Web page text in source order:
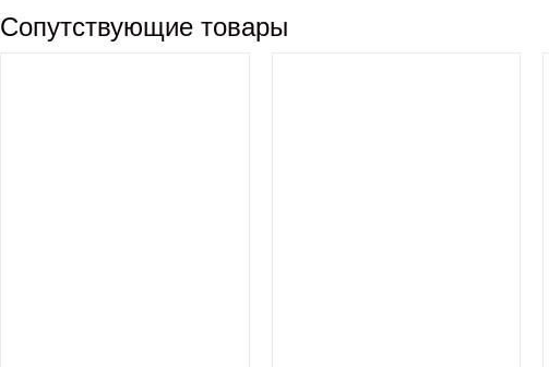
Сопутствующие товары